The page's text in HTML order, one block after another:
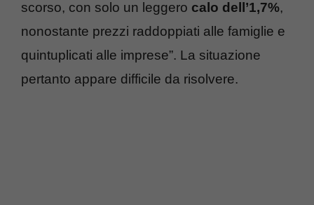
scorso, con solo un leggero calo dell’1,7%,
nonostante prezzi raddoppiati alle famiglie e
quintuplicati alle imprese”. La situazione
pertanto appare difficile da risolvere.